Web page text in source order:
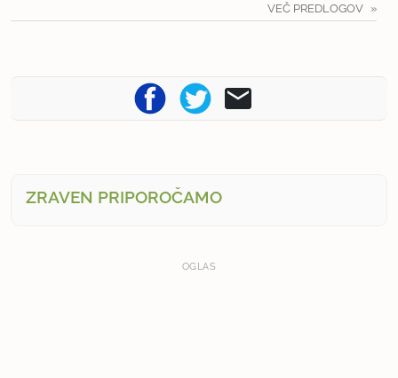
VEČ PREDLOGOV
ZRAVEN PRIPOROČAMO
OGLAS